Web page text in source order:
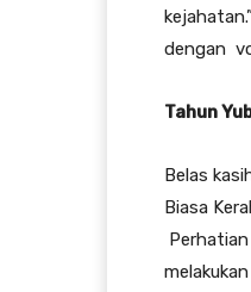
dengan
Tahun
Belas
Biasa